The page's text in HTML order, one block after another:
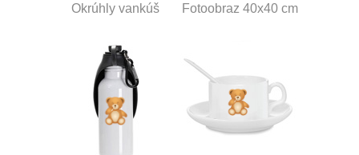
Okrúhly vankúš Fotoobraz 40x40 cm